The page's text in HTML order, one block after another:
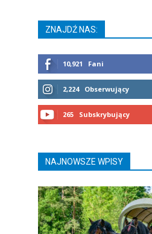
ZNAJDŹ NAS:
10,921 Fani
2,224 Obserwujący
265 Subskrybujący
NAJNOWSZE WPISY